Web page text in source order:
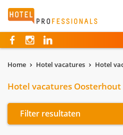
Hotelprofessionals
Home Hotel vacatures Hotel
Hotel vacatures Oosterhout
Filter resultaten